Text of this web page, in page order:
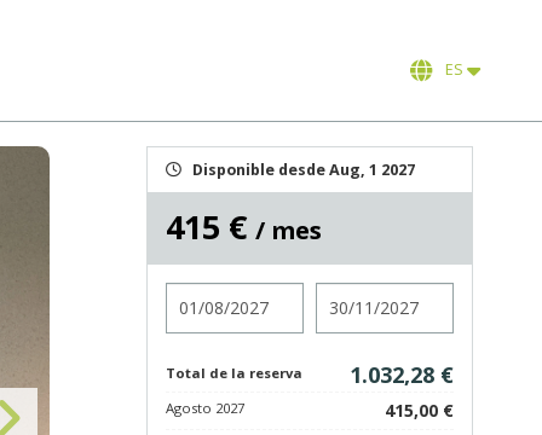
ES
Disponible desde Aug, 1 2027
415 € / mes
Total de la reserva 1.032,28 €
Agosto 2027 415,00 €